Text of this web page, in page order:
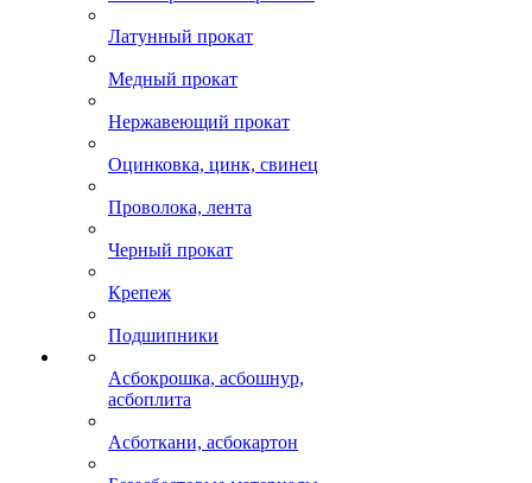
Латунный прокат
Медный прокат
Нержавеющий прокат
Оцинковка, цинк, свинец
Проволока, лента
Черный прокат
Крепеж
Подшипники
Асбокрошка, асбошнур,
асбоплита
Асботкани, асбокартон